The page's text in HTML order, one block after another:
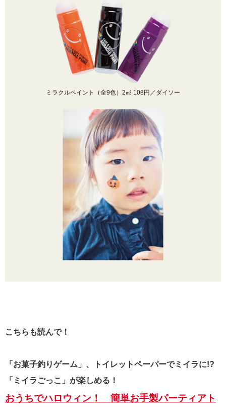
ミラクルペイント（全9色）2㎖ 108円／ダイソー
こちらも読んで！
「お菓子釣りゲーム」、トイレットペーパーでミイラに!?
「ミイラごっこ」が楽しめる！
おうちでハロウィン！ 簡単お手製パーティアト